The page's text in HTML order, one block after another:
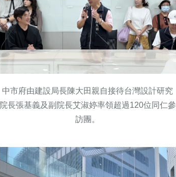
中市府由建設局長陳大田親自接待台灣設計研究
院長張基義及副院長艾淑婷率領超過120位同仁參
訪團。